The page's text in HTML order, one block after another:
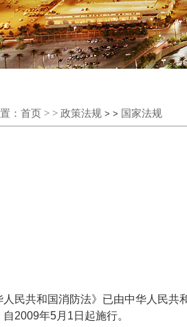
： 首页 > > 政策法规 > > 国家法规
人民共和国消防法》已由中华人民
2009年5月1日起施行。